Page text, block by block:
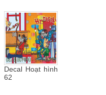
Decal Hoạt hình
62